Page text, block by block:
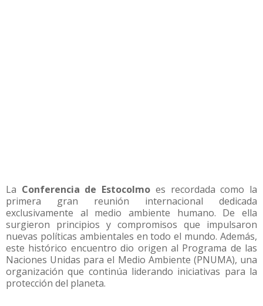
La Conferencia de Estocolmo es recordada como la
primera gran reunión internacional dedicada
exclusivamente al medio ambiente humano. De ella
surgieron principios y compromisos que impulsaron
nuevas políticas ambientales en todo el mundo. Además,
este histórico encuentro dio origen al Programa de las
Naciones Unidas para el Medio Ambiente (PNUMA), una
organización que continúa liderando iniciativas para la
protección del planeta.